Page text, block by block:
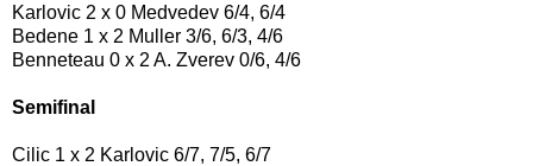
Karlovic 2 x 0 Medvedev 6/4, 6/4
Bedene 1 x 2 Muller 3/6, 6/3, 4/6
Benneteau 0 x 2 A. Zverev 0/6, 4/6
Semifinal
Cilic 1 x 2 Karlovic 6/7, 7/5, 6/7